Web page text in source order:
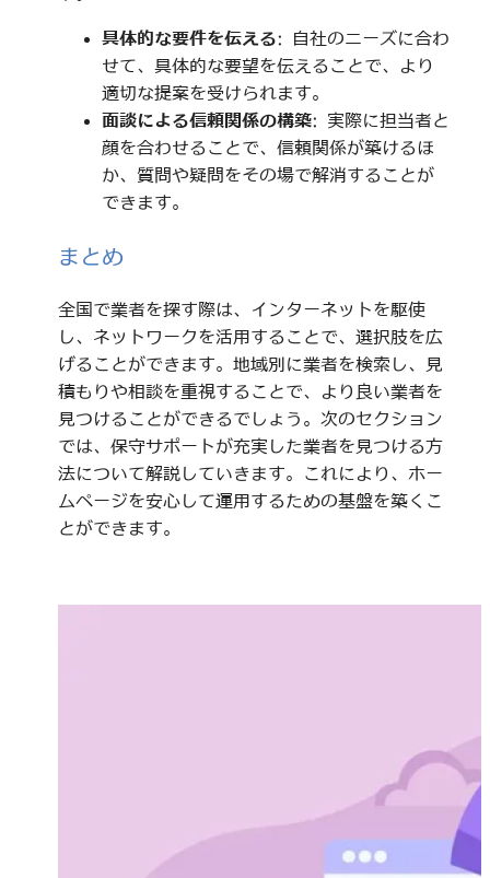
具体的な要件を伝える: 自社のニーズに合わ
せて、具体的な要望を伝えることで、より
適切な提案を受けられます。
面談による信頼関係の構築: 実際に担当者と
顔を合わせることで、信頼関係が築けるほ
か、質問や疑問をその場で解消することが
できます。
まとめ
全国で業者を探す際は、インターネットを駆使
し、ネットワークを活用することで、選択肢を広
げることができます。地域別に業者を検索し、見
積もりや相談を重視することで、より良い業者を
見つけることができるでしょう。次のセクション
では、保守サポートが充実した業者を見つける方
法について解説していきます。これにより、ホー
ムページを安心して運用するための基盤を築くこ
とができます。